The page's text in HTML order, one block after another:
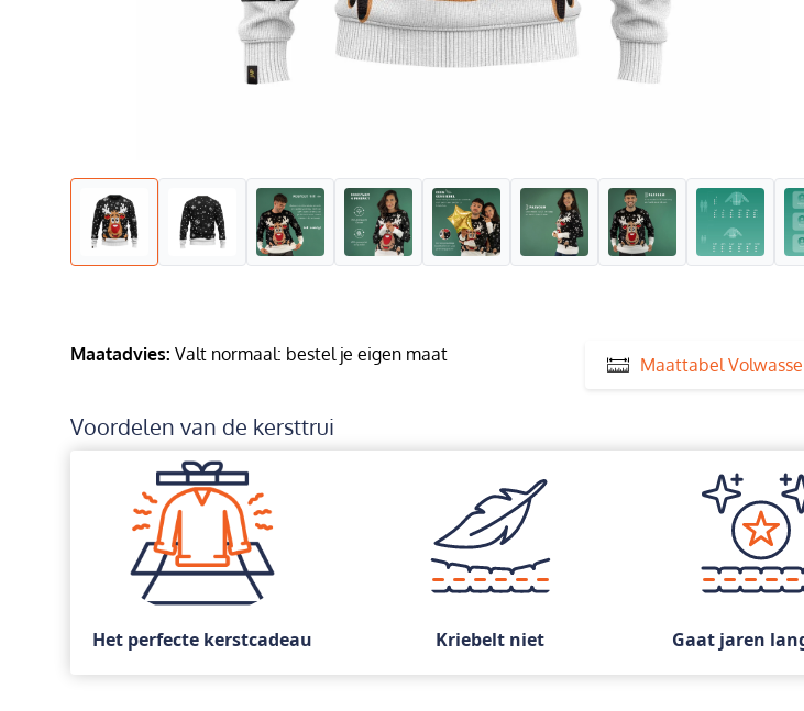
Maatadvies: Valt normaal: bestel je eigen maat Maattabel
Voordelen van de kersttrui
Het perfecte kerstcadeau Kriebelt niet Gaat jaren